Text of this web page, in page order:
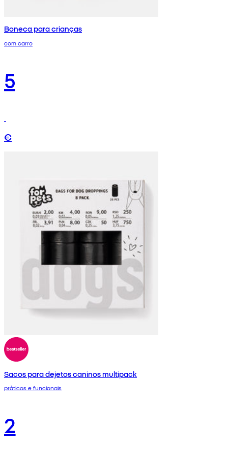
Boneca para crianças
com carro
5
€
Sacos para dejetos caninos multipack
práticos e funcionais
2